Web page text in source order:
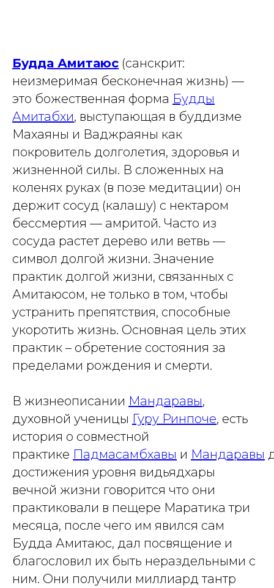
Будда Амитаюс (санскрит:
неизмеримая бесконечная жизнь) —
это божественная форма Будды
Амитабхи, выступающая в буддизме
Махаяны и Ваджраяны как
покровитель долголетия, здоровья и
жизненной силы. В сложенных на
коленях руках (в позе медитации) он
держит сосуд (калашу) с нектаром
бессмертия — амритой. Часто из
сосуда растет дерево или ветвь —
символ долгой жизни. Значение
практик долгой жизни, связанных с
Амитаюсом, не только в том, чтобы
устранить препятствия, способные
укоротить жизнь. Основная цель этих
практик – обретение состояния за
пределами рождения и смерти.
В жизнеописании Мандаравы,
духовной ученицы Гуру Ринпоче, есть
история о совместной
практике Падмасамбхавы и Мандаравы
достижения уровня видьядхары
вечной жизни говорится что они
практиковали в пещере Маратика три
месяца, после чего им явился сам
Будда Амитаюс, дал посвящение и
благословил их быть нераздельными с
ним. Они получили миллиард тантр